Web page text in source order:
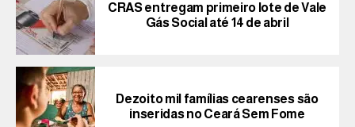
CRAS entregam primeiro lote de Vale
Gás Social até 14 de abril
Dezoito mil famílias cearenses são
inseridas no Ceará Sem Fome